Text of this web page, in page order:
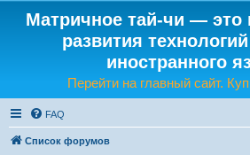
Матричное тай-чи — это
развития
иностранного
Перейти на главный сайт.
FAQ
Список форумов